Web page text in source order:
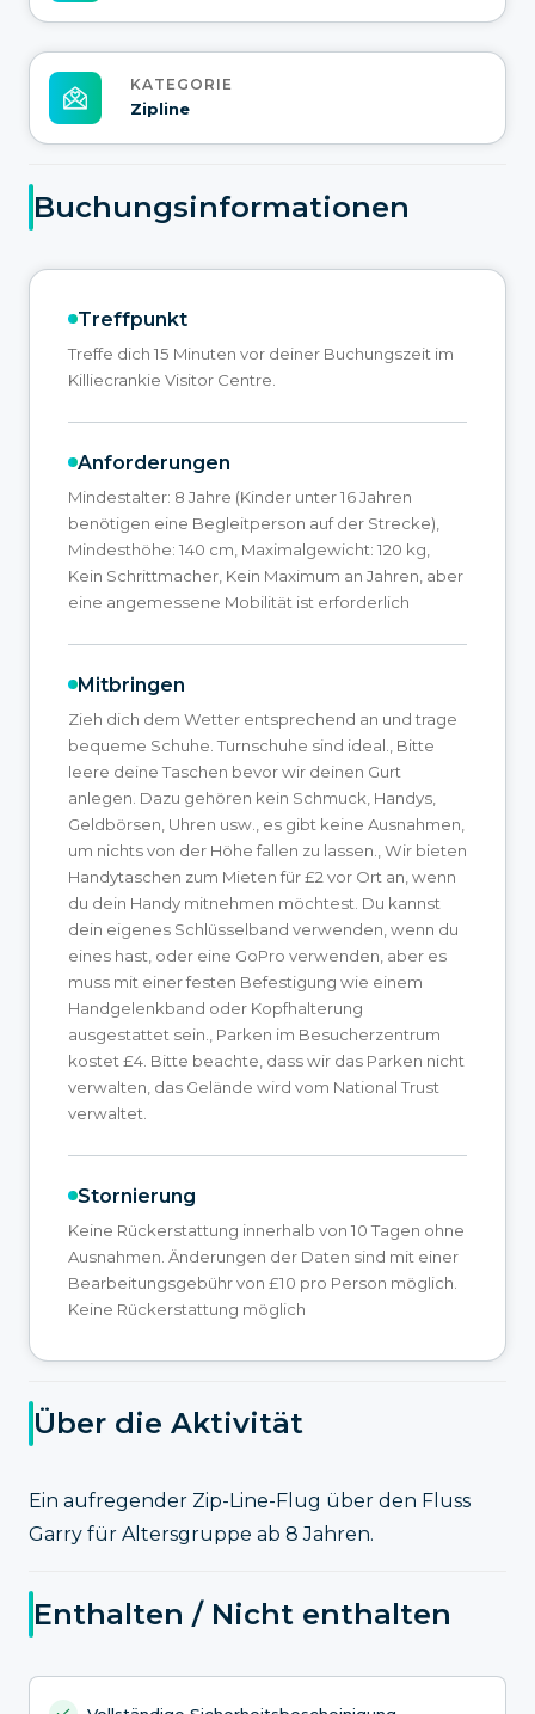
KATEGORIE
Zipline
Buchungsinformationen
Treffpunkt
Treffe dich 15 Minuten vor deiner Buchungszeit im
Killiecrankie Visitor Centre.
Anforderungen
Mindestalter: 8 Jahre (Kinder unter 16 Jahren
benötigen eine Begleitperson auf der Strecke),
Mindesthöhe: 140 cm, Maximalgewicht: 120 kg,
Kein Schrittmacher, Kein Maximum an Jahren, aber
eine angemessene Mobilität ist erforderlich
Mitbringen
Zieh dich dem Wetter entsprechend an und trage
bequeme Schuhe. Turnschuhe sind ideal., Bitte
leere deine Taschen bevor wir deinen Gurt
anlegen. Dazu gehören kein Schmuck, Handys,
Geldbörsen, Uhren usw., es gibt keine Ausnahmen,
um nichts von der Höhe fallen zu lassen., Wir bieten
Handytaschen zum Mieten für £2 vor Ort an, wenn
du dein Handy mitnehmen möchtest. Du kannst
dein eigenes Schlüsselband verwenden, wenn du
eines hast, oder eine GoPro verwenden, aber es
muss mit einer festen Befestigung wie einem
Handgelenkband oder Kopfhalterung
ausgestattet sein., Parken im Besucherzentrum
kostet £4. Bitte beachte, dass wir das Parken nicht
verwalten, das Gelände wird vom National Trust
verwaltet.
Stornierung
Keine Rückerstattung innerhalb von 10 Tagen ohne
Ausnahmen. Änderungen der Daten sind mit einer
Bearbeitungsgebühr von £10 pro Person möglich.
Keine Rückerstattung möglich
Über die Aktivität
Ein aufregender Zip-Line-Flug über den Fluss
Garry für Altersgruppe ab 8 Jahren.
Enthalten / Nicht enthalten